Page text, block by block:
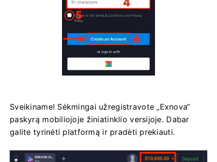
Sveikiname! Sėkmingai užregistravote „Exnova“
paskyrą mobiliojoje žiniatinklio versijoje. Dabar
galite tyrinėti platformą ir pradėti prekiauti.